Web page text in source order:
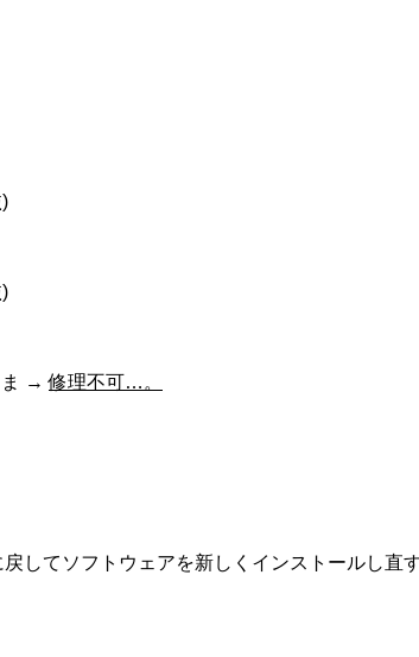
ま →修理不可…。
してソフトウェアを新しくインストールし直